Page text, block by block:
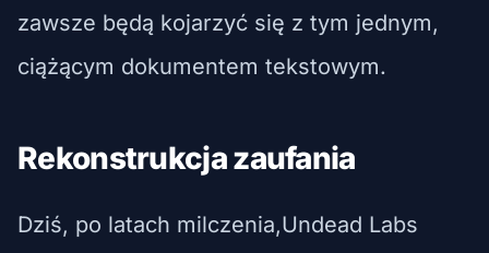
zawsze będą kojarzyć się z tym jednym,
ciążącym dokumentem tekstowym.
Rekonstrukcja zaufania
Dziś, po latach milczenia,Undead Labs